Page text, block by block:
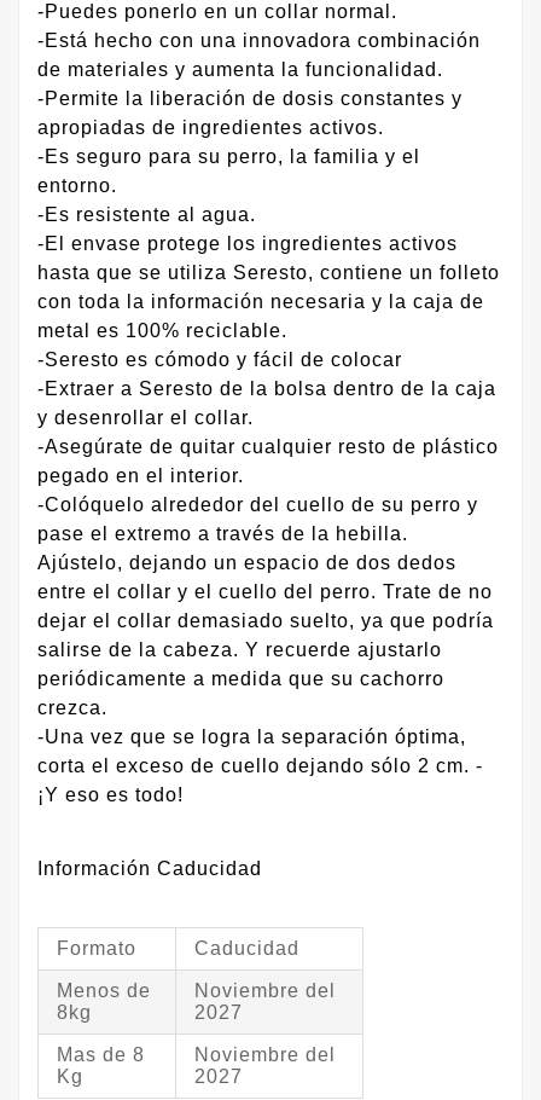
-Puedes ponerlo en un collar normal.
-Está hecho con una innovadora combinación
de materiales y aumenta la funcionalidad.
-Permite la liberación de dosis constantes y
apropiadas de ingredientes activos.
-Es seguro para su perro, la familia y el
entorno.
-Es resistente al agua.
-El envase protege los ingredientes activos
hasta que se utiliza Seresto, contiene un folleto
con toda la información necesaria y la caja de
metal es 100% reciclable.
-Seresto es cómodo y fácil de colocar
-Extraer a Seresto de la bolsa dentro de la caja
y desenrollar el collar.
-Asegúrate de quitar cualquier resto de plástico
pegado en el interior.
-Colóquelo alrededor del cuello de su perro y
pase el extremo a través de la hebilla.
Ajústelo, dejando un espacio de dos dedos
entre el collar y el cuello del perro. Trate de no
dejar el collar demasiado suelto, ya que podría
salirse de la cabeza. Y recuerde ajustarlo
periódicamente a medida que su cachorro
crezca.
-Una vez que se logra la separación óptima,
corta el exceso de cuello dejando sólo 2 cm. -
¡Y eso es todo!
Información Caducidad
Formato Caducidad
Menos de
8kg
Noviembre del
2027
Mas de 8
Kg
Noviembre del
2027